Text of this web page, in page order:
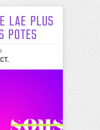
lae plus
potes